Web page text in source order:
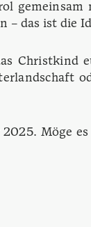
gemeinsam
– das ist die
Christkind
Möge